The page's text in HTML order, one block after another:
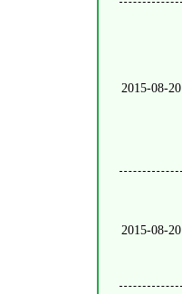
2015-08-20
2015-08-20